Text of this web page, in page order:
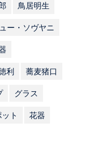
鳥居明生
ー・ソヴヤニ
利 蕎麦猪口
グラス
ット 花器